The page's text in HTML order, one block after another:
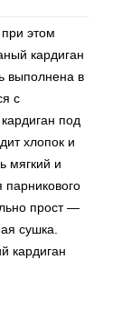
этом
кардиган
выполнена в
с
под
хлопок и
мягкий и
парникового
прост —
сушка.
кардиган